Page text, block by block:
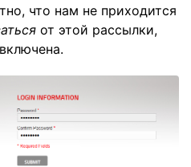
что нам не приходится
от этой рассылки,